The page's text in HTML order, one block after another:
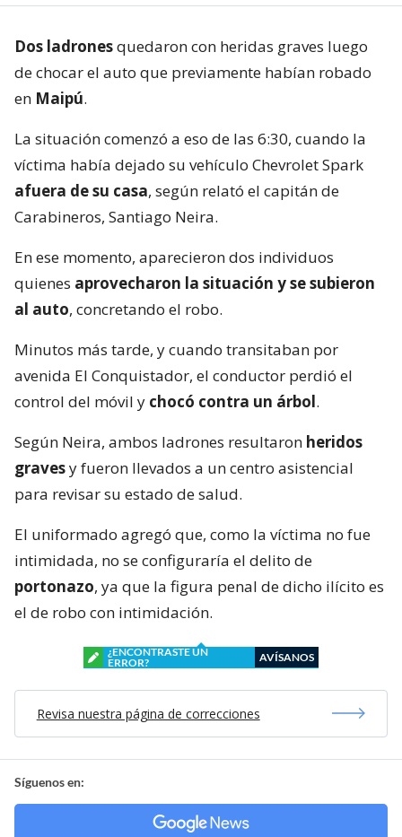
Dos ladronesquedaron con heridas graves luego
de chocar el auto que previamente habían robado
en Maipú.
La situación comenzó a eso de las 6:30, cuando la
víctima había dejado su vehículo Chevrolet Spark
afuera de su casa, según relató el capitán de
Carabineros, Santiago Neira.
En ese momento, aparecieron dos individuos
quienes aprovecharon la situación y se subieron
al auto, concretando el robo.
Minutos más tarde, y cuando transitaban por
avenida El Conquistador, el conductor perdió el
control del móvil y chocó contra un árbol.
Según Neira, ambos ladrones resultaron heridos
gravesy fueron llevados a un centro asistencial
para revisar su estado de salud.
El uniformado agregó que, como la víctima no fue
intimidada, no se configuraría el delito de
portonazo, ya que la figura penal de dicho ilícito es
el de robo con intimidación.
¿ENCONTRASTE UN
ERROR?
AVÍSANOS
Revisa nuestra página de correcciones
Síguenos en: